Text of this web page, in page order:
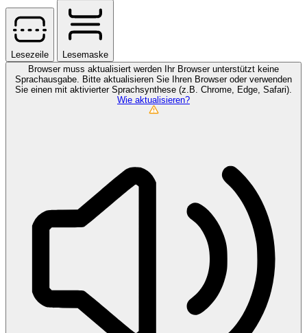
Lesezeile
Lesemaske
Browser muss aktualisiert werden
Ihr Browser unterstützt keine
Sprachausgabe. Bitte aktualisieren Sie Ihren Browser oder verwenden
Sie einen mit aktivierter Sprachsynthese (z.B. Chrome, Edge, Safari).
Wie aktualisieren?